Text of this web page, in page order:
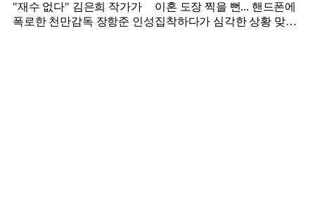
"재수 없다" 김은희 작가가
폭로한 천만감독 장항준 인성
이혼 도장 찍을 뻔... 핸드폰에
집착하다가 심각한 상황 맞은